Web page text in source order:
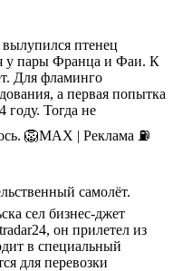
птенец
у пары Франца и Фаи. К
Для фламинго
а первая попытка
году. Тогда не
🦁MAX | Реклама ⛽️
самолёт.
сел бизнес-джет
он прилетел из
в специальный
для перевозки